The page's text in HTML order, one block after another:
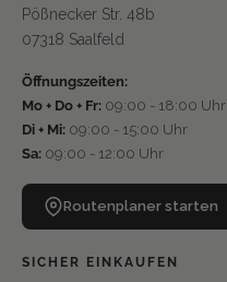
Pößnecker Str. 48b
07318 Saalfeld
Öffnungszeiten:
Mo + Do + Fr: 09:00 - 18:00 Uhr
Di + Mi: 09:00 - 15:00 Uhr
Sa: 09:00 - 12:00 Uhr
Routenplaner starten
SICHER EINKAUFEN